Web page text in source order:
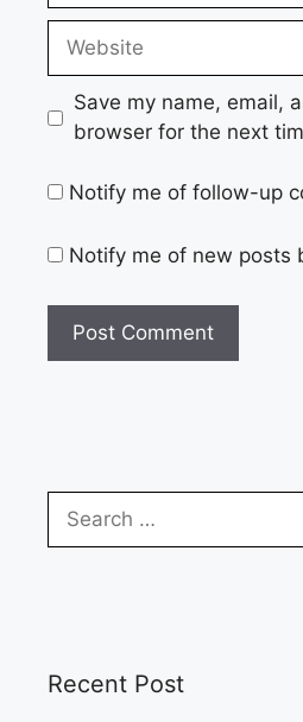
Website
Save my name, email,
browser for the next
Notify me of follow-up
Notify me of new posts
for:
Recent Post